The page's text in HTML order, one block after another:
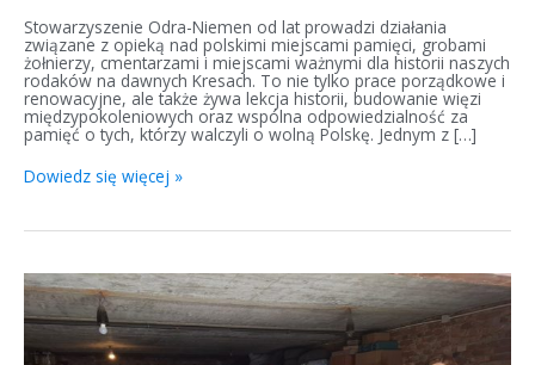
Stowarzyszenie Odra-Niemen od lat prowadzi działania
związane z opieką nad polskimi miejscami pamięci, grobami
żołnierzy, cmentarzami i miejscami ważnymi dla historii naszych
rodaków na dawnych Kresach. To nie tylko prace porządkowe i
renowacyjne, ale także żywa lekcja historii, budowanie więzi
międzypokoleniowych oraz wspólna odpowiedzialność za
pamięć o tych, którzy walczyli o wolną Polskę. Jednym z […]
Dowiedz się więcej »
Rodacy-
Bohaterom